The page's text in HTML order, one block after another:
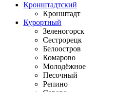
Кронштадтский
Кронштадт
Курортный
Зеленогорск
Сестрорецк
Белоостров
Комарово
Молодёжное
Песочный
Репино